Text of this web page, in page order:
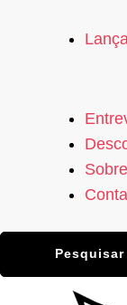
Sobre
Pesquisar